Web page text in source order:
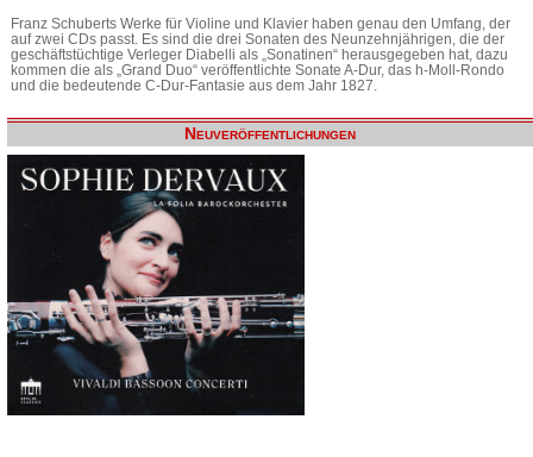
Franz Schuberts Werke für Violine und Klavier haben genau den Umfang, der
auf zwei CDs passt. Es sind die drei Sonaten des Neunzehnjährigen, die der
geschäftstüchtige Verleger Diabelli als „Sonatinen“ herausgegeben hat, dazu
kommen die als „Grand Duo“ veröffentlichte Sonate A-Dur, das h-Moll-Rondo
und die bedeutende C-Dur-Fantasie aus dem Jahr 1827.
Neuveröffentlichungen